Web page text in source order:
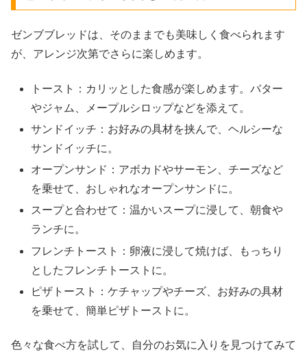
ゼンブブレッドは、そのままでも美味しく食べられます
が、アレンジ次第でさらに楽しめます。
トースト：カリッとした食感が楽しめます。バター
やジャム、メープルシロップなどを添えて。
サンドイッチ：お好みの具材を挟んで、ヘルシーな
サンドイッチに。
オープンサンド：アボカドやサーモン、チーズなど
を乗せて、おしゃれなオープンサンドに。
スープと合わせて：温かいスープに浸して、朝食や
ランチに。
フレンチトースト：卵液に浸して焼けば、もっちり
としたフレンチトーストに。
ピザトースト：ケチャップやチーズ、お好みの具材
を乗せて、簡単ピザトーストに。
色々な食べ方を試して、自分のお気に入りを見つけてみて